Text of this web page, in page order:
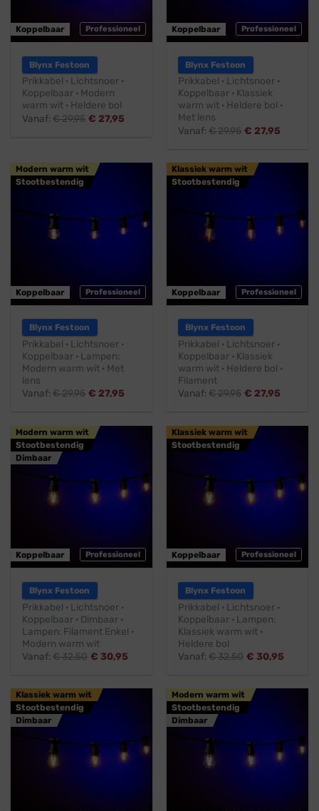
Professioneel
Koppelbaar
Blynx Festoon
Prikkabel · Lichtsnoer ·
Koppelbaar · Modern
warm wit · Heldere bol
Vanaf:€29,95 € 27,95
Professioneel
Koppelbaar
Blynx Festoon
Prikkabel · Lichtsnoer ·
Koppelbaar · Klassiek
warm wit · Heldere bol ·
Met lens
Vanaf:€29,95 € 27,95
Professioneel
Modern warm wit
Stootbestendig
Koppelbaar
Blynx Festoon
Prikkabel · Lichtsnoer ·
Koppelbaar · Lampen:
Modern warm wit · Met
lens
Vanaf:€29,95 € 27,95
Professioneel
Klassiek warm wit
Stootbestendig
Koppelbaar
Blynx Festoon
Prikkabel · Lichtsnoer ·
Koppelbaar · Klassiek
warm wit · Heldere bol ·
Filament
Vanaf:€29,95 € 27,95
Professioneel
Modern warm wit
Stootbestendig
Dimbaar
Koppelbaar
Blynx Festoon
Prikkabel · Lichtsnoer ·
Koppelbaar · Dimbaar ·
Lampen: Filament Enkel ·
Modern warm wit
Vanaf:€32,50 € 30,95
Professioneel
Klassiek warm wit
Stootbestendig
Koppelbaar
Blynx Festoon
Prikkabel · Lichtsnoer ·
Koppelbaar · Lampen:
Klassiek warm wit ·
Heldere bol
Vanaf:€32,50 € 30,95
Klassiek warm wit
Stootbestendig
Dimbaar
Modern warm wit
Stootbestendig
Dimbaar